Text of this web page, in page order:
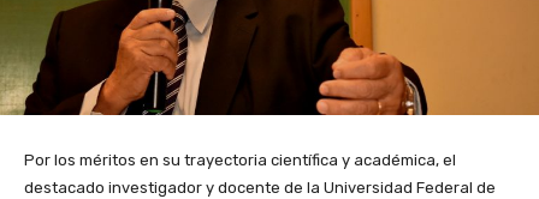
Por los méritos en su trayectoria científica y académica, el
destacado investigador y docente de la Universidad Federal de